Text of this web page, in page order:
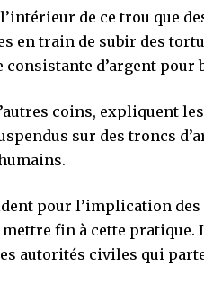
l’intérieur de ce trou que
en train de subir des
consistante d’argent pour
coins, expliquent
sur des troncs
pour l’implication
mettre fin à cette pratique.
autorités civiles qui